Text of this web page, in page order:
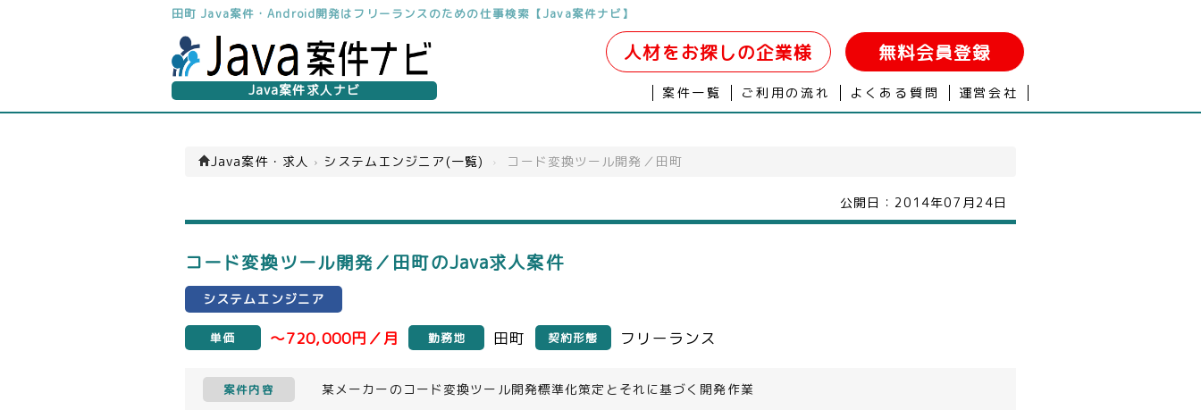
田町 Java案件・Android開発はフリーランスのための仕事検索【Java案件ナビ】
Java案件求人ナビ
人材をお探しの企業様 無料会員登録
案件一覧 ご利用の流れ よくある質問 運営会社
Java案件・求人 › システムエンジニア(一覧) › コード変換ツール開発／田町
公開日： 2014年07月24日
コード変換ツール開発／田町のJava求人案件
システムエンジニア
単価 ～720,000円／月 勤務地 田町 契約形態 フリーランス
案件内容 某メーカーのコード変換ツール開発標準化策定とそれに基づく開発作業